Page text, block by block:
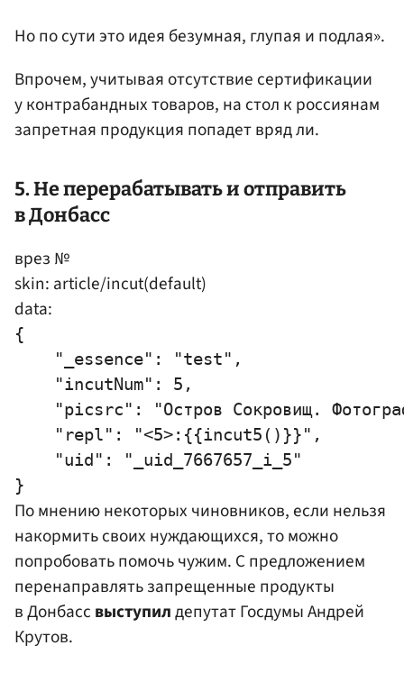
Но по сути это идея безумная, глупая и подлая».
Впрочем, учитывая отсутствие сертификации
у контрабандных товаров, на стол к россиянам
запретная продукция попадет вряд ли.
5. Не перерабатывать и отправить
в Донбасс
врез №
skin: article/incut(default)
data:
{
    "_essence": "test",
    "incutNum": 5,
"picsrc": "Остров Сокровищ.
    "repl": "<5>:{{incut5()}}",
    "uid": "_uid_7667657_i_5"
По мнению некоторых чиновников, если нельзя
накормить своих нуждающихся, то можно
попробовать помочь чужим. С предложением
перенаправлять запрещенные продукты
в Донбасс выступилдепутатГосдумыАндрей
Крутов.